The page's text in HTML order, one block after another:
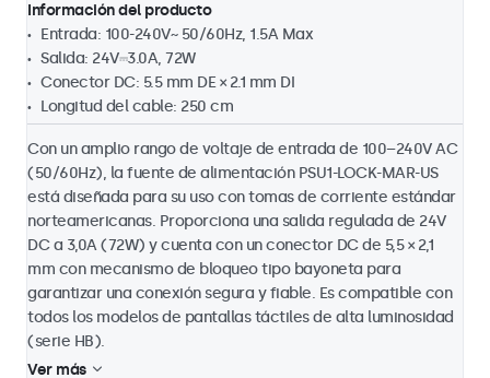
Información del producto
Entrada: 100-240V~ 50/60Hz, 1.5A Max
Salida: 24V⎓3.0A, 72W
Conector DC: 5.5 mm DE × 2.1 mm DI
Longitud del cable: 250 cm
Con un amplio rango de voltaje de entrada de 100–240V AC
(50/60Hz), la fuente de alimentación PSU1-LOCK-MAR-US
está diseñada para su uso con tomas de corriente estándar
norteamericanas. Proporciona una salida regulada de 24V
DC a 3,0A (72W) y cuenta con un conector DC de 5,5 × 2,1
mm con mecanismo de bloqueo tipo bayoneta para
garantizar una conexión segura y fiable. Es compatible con
todos los modelos de pantallas táctiles de alta luminosidad
(serie HB).
Ver más